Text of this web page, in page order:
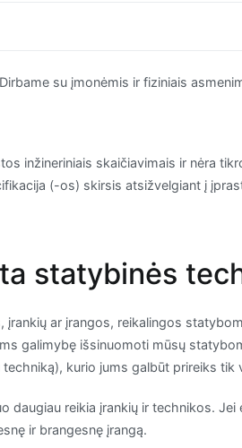
su įmonėmis ir fiziniais
inžineriniais skaičiavimais ir nėra
(-os) skirsis atsižvelgiant į
statybinės
ar įrangos, reikalingos
galimybę išsinuomoti mūsų
kurio jums galbūt prireiks tik
daugiau reikia įrankių ir technikos.
ir brangesnę įrangą.